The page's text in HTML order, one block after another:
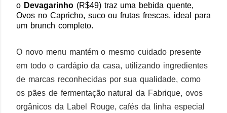
o Devagarinho(R$49) traz uma bebida quente,
Ovos no Capricho, suco ou frutas frescas, ideal para
um brunch completo.
O novo menu mantém o mesmo cuidado presente
em todo o cardápio da casa, utilizando ingredientes
de marcas reconhecidas por sua qualidade, como
os pães de fermentação natural da Fabrique, ovos
orgânicos da Label Rouge, cafés da linha especial